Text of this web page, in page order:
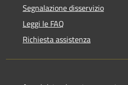
Segnalazione disservizio
Leggi le FAQ
Richiesta assistenza